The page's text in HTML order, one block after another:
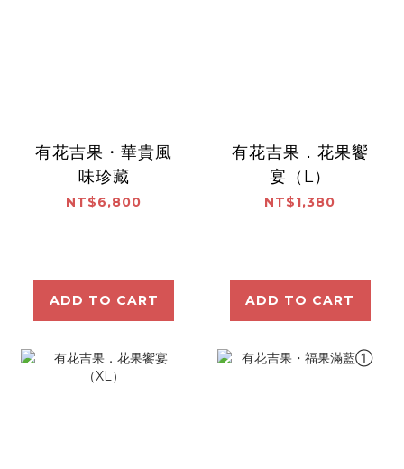
有花吉果・華貴風
味珍藏
NT$6,800
ADD TO CART
有花吉果．花果饗
宴（L）
NT$1,380
ADD TO CART